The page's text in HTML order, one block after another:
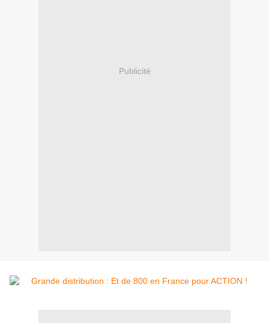
Publicité